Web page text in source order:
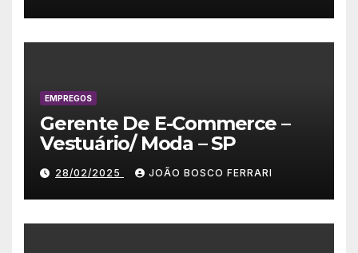
EMPREGOS
Gerente De E-Commerce –
Vestuário/ Moda – SP
28/02/2025 JOÃO BOSCO FERRARI